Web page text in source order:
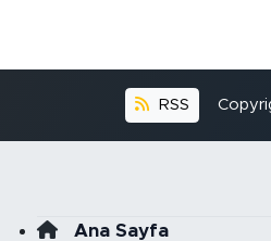
RSS
Ana Sayfa